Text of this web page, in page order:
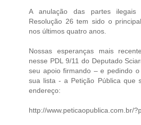
A anulação das partes ilegais
Resolução 26 tem sido o
nos últimos quatro anos.
Nossas esperanças mais
nesse PDL 9/11 do Deputado
seu apoio firmando – e pedindo
sua lista - a Petição Pública que
endereço:
http://www.peticaopublica.com.br/